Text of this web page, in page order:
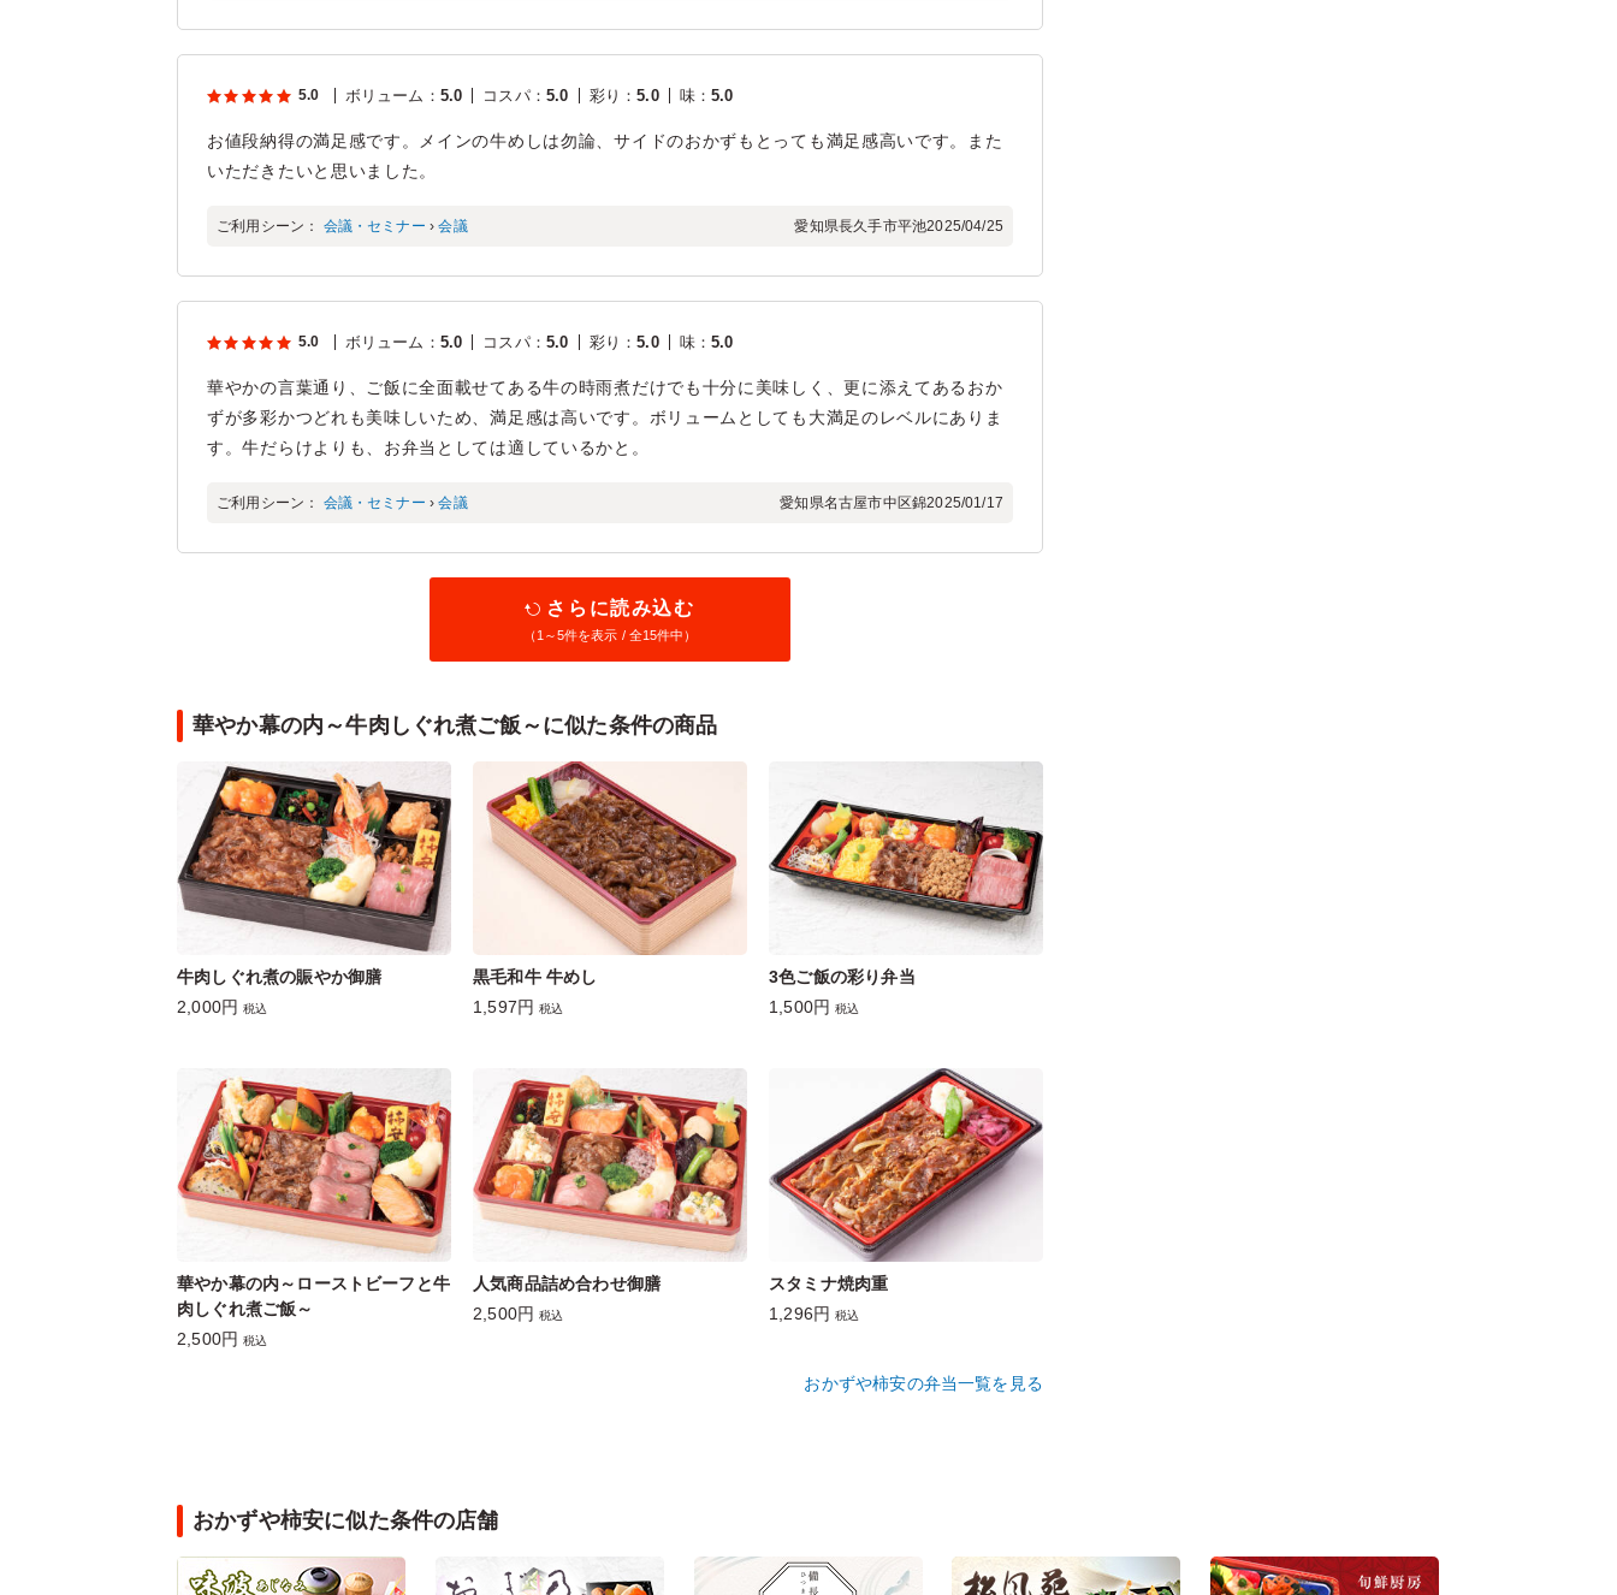
5.0 ボリューム ： 5.0 コスパ： 5.0 彩り ：5.0 味：5.0
お値段納得の満足感です。メインの牛めしは勿論、サイドのおかずもとっても満足感高いです。また
いただきたいと思いました。
ご利用シーン： 会議・セミナー ›会議 愛知県長久手市平池2025/04/25
5.0 ボリューム ： 5.0 コスパ： 5.0 彩り ：5.0 味：5.0
華やかの言葉通り、ご飯に全面載せてある牛の時雨煮だけでも十分に美味しく、更に添えてあるおか
ずが多彩かつどれも美味しいため、満足感は高いです。ボリュームとしても大満足のレベルにありま
す。牛だらけよりも、お弁当としては適しているかと。
ご利用シーン： 会議・セミナー ›会議 愛知県名古屋市中区錦2025/01/17
さらに読み込む
（1～5件を表示 / 全15件中）
華やか幕の内～牛肉しぐれ煮ご飯～に似た条件の商品
牛肉しぐれ煮の賑やか御膳
2,000円 税込
黒毛和牛 牛めし
1,597円 税込
3色ご飯の彩り弁当
1,500円 税込
華やか幕の内～ローストビーフと牛
肉しぐれ煮ご飯～
2,500円 税込
人気商品詰め合わせ御膳
2,500円 税込
スタミナ焼肉重
1,296円 税込
おかずや柿安の弁当一覧を見る
おかずや柿安に似た条件の店舗